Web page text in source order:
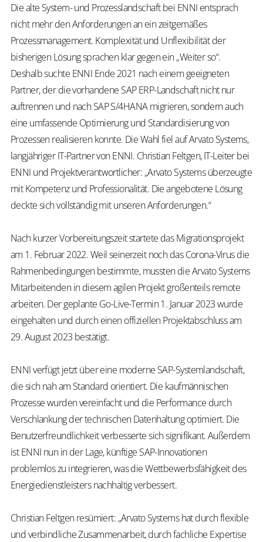
Die alte System- und Prozesslandschaft bei ENNI entsprach
nicht mehr den Anforderungen an ein zeitgemäßes
Prozessmanagement. Komplexität und Unflexibilität der
bisherigen Lösung sprachen klar gegen ein „Weiter so“.
Deshalb suchte ENNI Ende 2021 nach einem geeigneten
Partner, der die vorhandene SAP ERP-Landschaft nicht nur
auftrennen und nach SAP S/4HANA migrieren, sondern auch
eine umfassende Optimierung und Standardisierung von
Prozessen realisieren konnte. Die Wahl fiel auf Arvato Systems,
langjähriger IT-Partner von ENNI. Christian Feltgen, IT-Leiter bei
ENNI und Projektverantwortlicher: „Arvato Systems überzeugte
mit Kompetenz und Professionalität. Die angebotene Lösung
deckte sich vollständig mit unseren Anforderungen.“
Nach kurzer Vorbereitungszeit startete das Migrationsprojekt
am 1. Februar 2022. Weil seinerzeit noch das Corona-Virus die
Rahmenbedingungen bestimmte, mussten die Arvato Systems
Mitarbeitenden in diesem agilen Projekt großenteils remote
arbeiten. Der geplante Go-Live-Termin 1. Januar 2023 wurde
eingehalten und durch einen offiziellen Projektabschluss am
29. August 2023 bestätigt.
ENNI verfügt jetzt über eine moderne SAP-Systemlandschaft,
die sich nah am Standard orientiert. Die kaufmännischen
Prozesse wurden vereinfacht und die Performance durch
Verschlankung der technischen Datenhaltung optimiert. Die
Benutzerfreundlichkeit verbesserte sich signifikant. Außerdem
ist ENNI nun in der Lage, künftige SAP-Innovationen
problemlos zu integrieren, was die Wettbewerbsfähigkeit des
Energiedienstleisters nachhaltig verbessert.
Christian Feltgen resümiert: „Arvato Systems hat durch flexible
und verbindliche Zusammenarbeit, durch fachliche Expertise